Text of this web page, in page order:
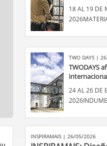
18 AL 19 DE
TWO DAYS |
TWODAYS
24 AL 26 DE
INSPIRAMAIS | 26/05/2026